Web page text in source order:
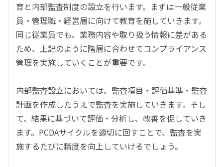
育と内部監査制度の設立を行います。まずは一般従業
員・管理職・経営層に向けて教育を施していきます。
同じ従業員でも、業務内容や取り扱う情報に差がある
ため、上記のように階層に合わせてコンプライアンス
管理を実施していくことが重要です。
内部監査設立においては、監査項目・評価基準・監査
計画を作成したうえで監査を実施していきます。そし
て、結果に基づいて評価・分析し、改善を促していき
ます。PCDAサイクルを適切に回すことで、監査を実
施するたびに精度を向上していけるでしょう。